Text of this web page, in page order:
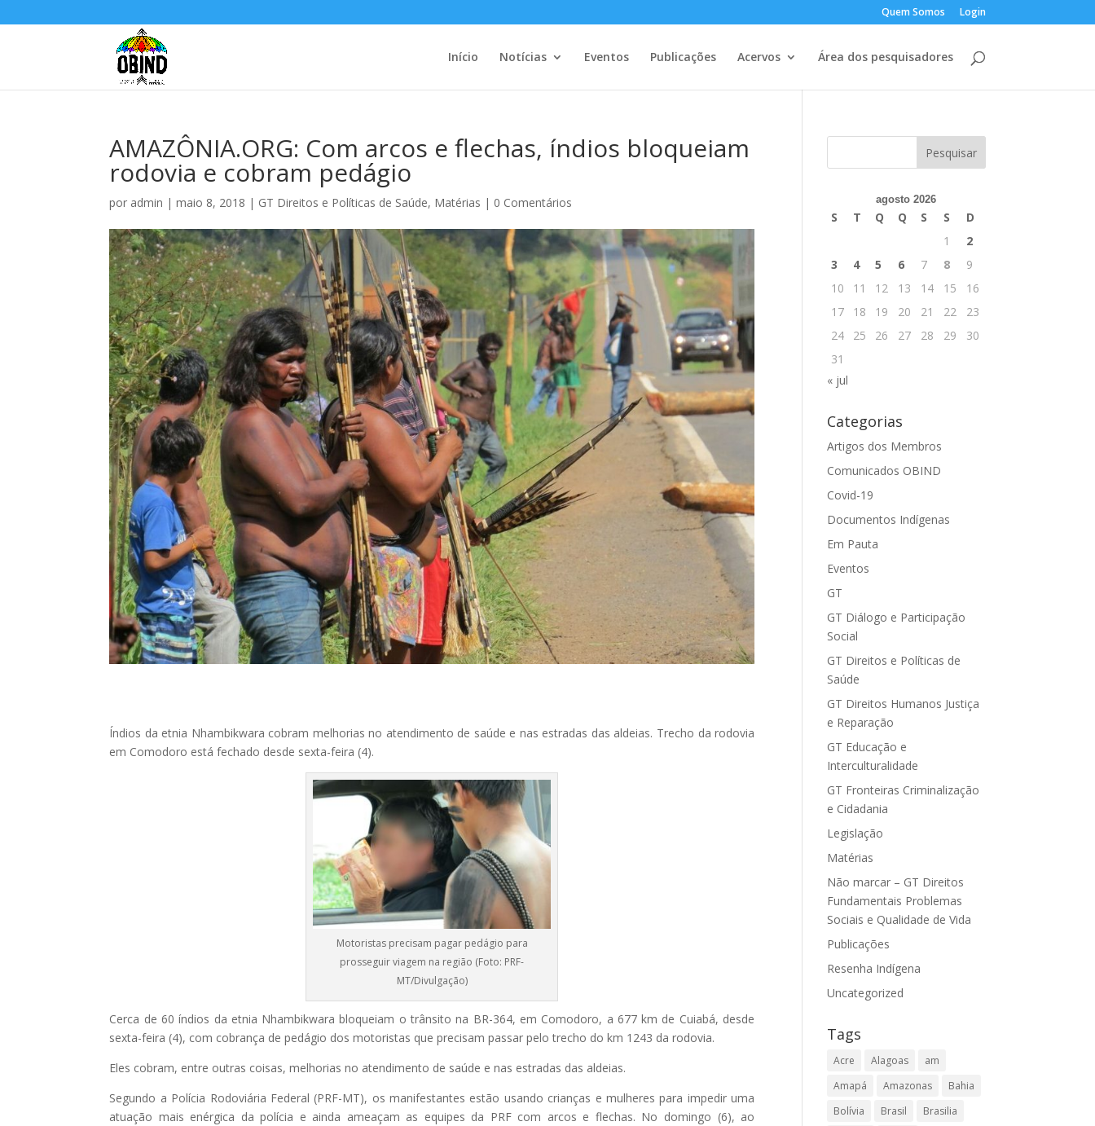
Quem Somos Login
Início Notícias Eventos Publicações Acervos Área dos pesquisadores
AMAZÔNIA.ORG: Com arcos e flechas, índios bloqueiam
rodovia e cobram pedágio
por admin |maio 8, 2018 | GT Direitos e Políticas de Saúde, Matérias | 0 Comentários
Índios da etnia Nhambikwara cobram melhorias no atendimento de saúde e nas estradas das aldeias. Trecho da rodovia
em Comodoro está fechado desde sexta-feira (4).
Motoristas precisam pagar pedágio para
prosseguir viagem na região (Foto: PRF-
MT/Divulgação)
Cerca de 60 índios da etnia Nhambikwara bloqueiam o trânsito na BR-364, em Comodoro, a 677 km de Cuiabá, desde
sexta-feira (4), com cobrança de pedágio dos motoristas que precisam passar pelo trecho do km 1243 da rodovia.
Eles cobram, entre outras coisas, melhorias no atendimento de saúde e nas estradas das aldeias.
Segundo a Polícia Rodoviária Federal (PRF-MT), os manifestantes estão usando crianças e mulheres para impedir uma
atuação mais enérgica da polícia e ainda ameaçam as equipes da PRF com arcos e flechas. No domingo (6), ao
agosto 2026
S T Q Q S S
D
1
2
3
4 5 6 7 8
9
10
11 12 13 14 15
16
17
18 19 20 21 22
23
24
25 26 27 28 29
30
31
« jul
Categorias
Artigos dos Membros
Comunicados OBIND
Covid-19
Documentos Indígenas
Em Pauta
Eventos
GT
GT Diálogo e Participação
Social
GT Direitos e Políticas de
Saúde
GT Direitos Humanos Justiça
e Reparação
GT Educação e
Interculturalidade
GT Fronteiras Criminalização
e Cidadania
Legislação
Matérias
Não marcar – GT Direitos
Fundamentais Problemas
Sociais e Qualidade de Vida
Publicações
Resenha Indígena
Uncategorized
Tags
Acre Alagoas
am
Amapá
Amazonas
Bahia
Bolívia
Brasil
Brasilia